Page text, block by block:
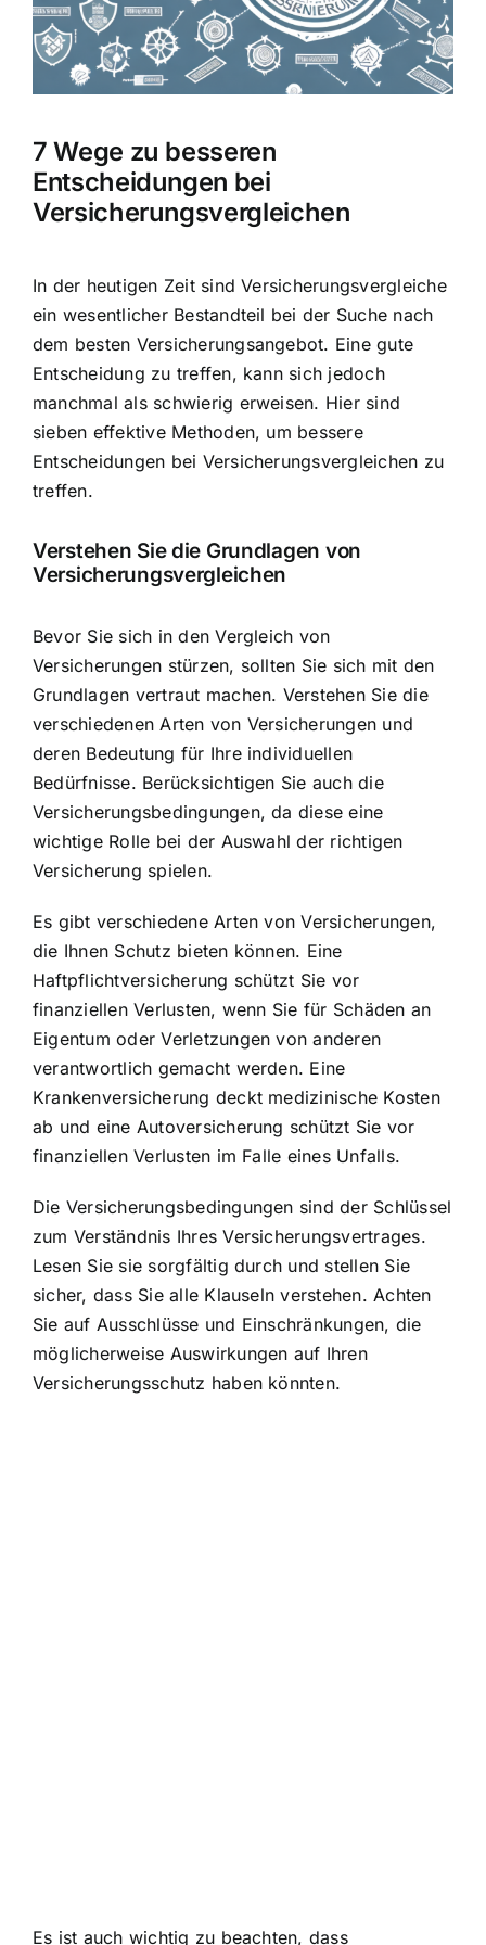
Hausratversicherung
Berufsunfähigkeitsversicherung
Weitere Tarifvergleiche
Hilfe und Kontakt
7 Wege zu besseren
Entscheidungen bei
Versicherungsvergleichen
In der heutigen Zeit sind Versicherungsvergleiche
ein wesentlicher Bestandteil bei der Suche nach
dem besten Versicherungsangebot. Eine gute
Entscheidung zu treffen, kann sich jedoch
manchmal als schwierig erweisen. Hier sind
sieben effektive Methoden, um bessere
Entscheidungen bei Versicherungsvergleichen zu
treffen.
Verstehen Sie die Grundlagen von
Versicherungsvergleichen
Bevor Sie sich in den Vergleich von
Versicherungen stürzen, sollten Sie sich mit den
Grundlagen vertraut machen. Verstehen Sie die
verschiedenen Arten von Versicherungen und
deren Bedeutung für Ihre individuellen
Bedürfnisse. Berücksichtigen Sie auch die
Versicherungsbedingungen, da diese eine
wichtige Rolle bei der Auswahl der richtigen
Versicherung spielen.
Es gibt verschiedene Arten von Versicherungen,
die Ihnen Schutz bieten können. Eine
Haftpflichtversicherung schützt Sie vor
finanziellen Verlusten, wenn Sie für Schäden an
Eigentum oder Verletzungen von anderen
verantwortlich gemacht werden. Eine
Krankenversicherung deckt medizinische Kosten
ab und eine Autoversicherung schützt Sie vor
finanziellen Verlusten im Falle eines Unfalls.
Die Versicherungsbedingungen sind der Schlüssel
zum Verständnis Ihres Versicherungsvertrages.
Lesen Sie sie sorgfältig durch und stellen Sie
sicher, dass Sie alle Klauseln verstehen. Achten
Sie auf Ausschlüsse und Einschränkungen, die
möglicherweise Auswirkungen auf Ihren
Versicherungsschutz haben könnten.
Es ist auch wichtig zu beachten, dass